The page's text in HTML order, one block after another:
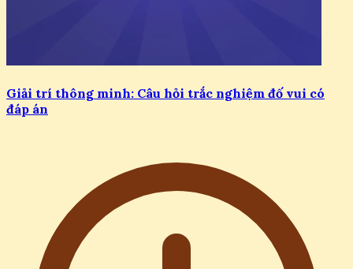
Giải trí thông minh: Câu hỏi trắc nghiệm đố vui có
đáp án